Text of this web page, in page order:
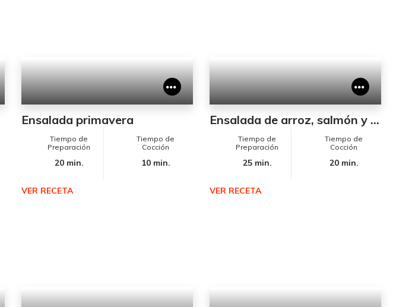
Ensalada primavera
Tiempo de
Preparación
20 min.
Tiempo de
Cocción
10 min.
VER RECETA
Ensalada de arroz, salmón y aguacate
Tiempo de
Preparación
25 min.
Tiempo de
Cocción
20 min.
VER RECETA